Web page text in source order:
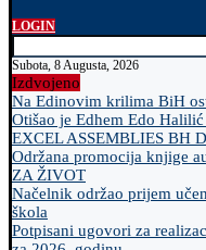
LOGIN
Subota, 8 Augusta, 2026
Izdvojeno
Na Edinovim krilima BiH
Otišao je Edhem Edo
EXCEL ASSEMBLIES BH
Održana promocija knjige
ZA ŽIVOT
Načelnik održao prijem
škola
Potpisani ugovori za